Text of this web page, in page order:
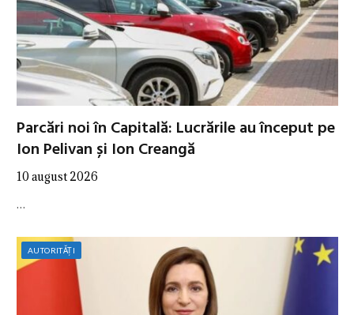
Parcări noi în Capitală: Lucrările au început pe
Ion Pelivan și Ion Creangă
10 august 2026
…
AUTORITĂȚI